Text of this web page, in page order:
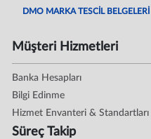
DMO MARKA TESCİL BELGELERİ
Müşteri Hizmetleri
Banka Hesapları
Bilgi Edinme
Hizmet Envanteri & Standartları
Süreç Takip